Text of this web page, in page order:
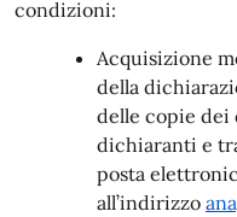
condizioni:
Acquisizione
della
delle copie
dichiaranti e
posta
all’indirizzo